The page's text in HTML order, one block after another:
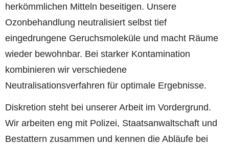
herkömmlichen Mitteln beseitigen. Unsere
Ozonbehandlung neutralisiert selbst tief
eingedrungene Geruchsmoleküle und macht Räume
wieder bewohnbar. Bei starker Kontamination
kombinieren wir verschiedene
Neutralisationsverfahren für optimale Ergebnisse.
Diskretion steht bei unserer Arbeit im Vordergrund.
Wir arbeiten eng mit Polizei, Staatsanwaltschaft und
Bestattern zusammen und kennen die Abläufe bei